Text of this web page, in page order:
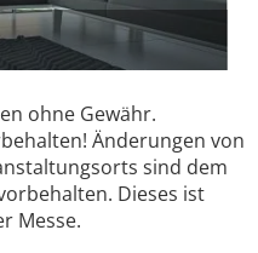
ohne Gewähr.
Änderungen von
sind dem
Dieses ist
Messe.